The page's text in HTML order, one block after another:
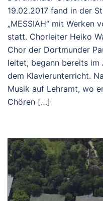
19.02.2017 fand in der
„MESSIAH“ mit Werken
statt. Chorleiter Heiko
Chor der Dortmunder
leitet, begann bereits
dem Klavierunterricht.
Musik auf Lehramt, wo
Chören […]